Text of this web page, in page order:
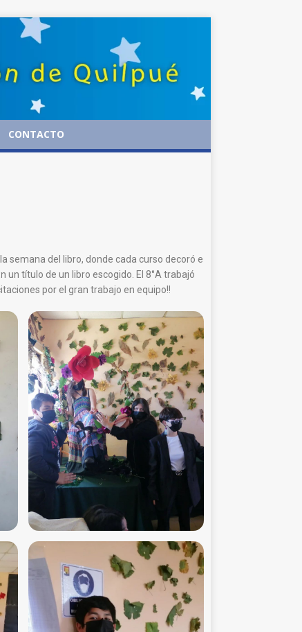
CONTACTO
semana del libro, donde cada curso decoró e
título de un libro escogido. El 8°A trabajó
por el gran trabajo en equipo!!